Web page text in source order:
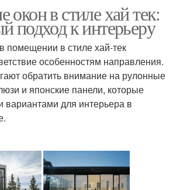
в стиле хай тек:
подход к интерьеру
в стиле хай-тек
особенностям направления.
обратить внимание на рулонные
и японские панели, которые
вариантами для интерьера в